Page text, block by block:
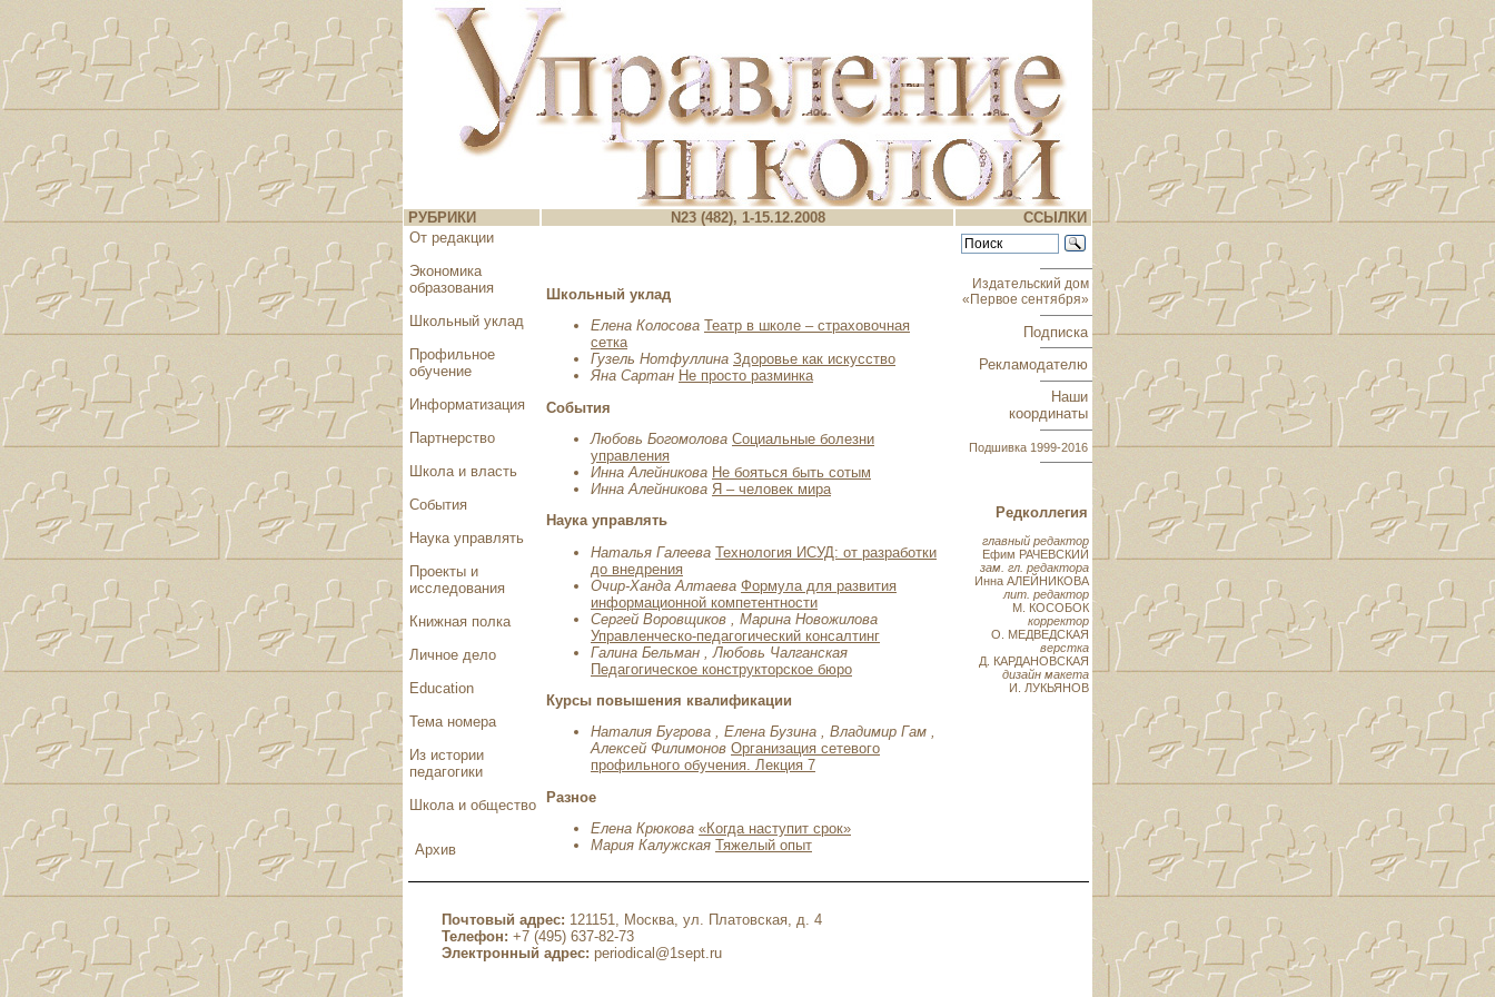
РУБРИКИ N23 (482), 1-15.12.2008
ССЫЛКИ
От редакции
Экономика
образования
Школьный уклад
Профильное
обучение
Информатизация
Партнерство
Школа и власть
События
Наука управлять
Проекты и
исследования
Книжная полка
Личное дело
Education
Тема номера
Из истории
педагогики
Школа и общество
Архив
Школьный уклад
Елена Колосова Театр в школе – страховочная
сетка
Гузель Нотфуллина Здоровье как искусство
Яна Сартан Не просто разминка
События
Любовь Богомолова Социальные болезни
управления
Инна Алейникова Не бояться быть сотым
Инна Алейникова Я – человек мира
Наука управлять
Наталья Галеева Технология ИСУД: от разработки
до внедрения
Очир-Ханда Алтаева Формула для развития
информационной компетентности
Сергей Воровщиков , Марина Новожилова
Управленческо-педагогический консалтинг
Галина Бельман , Любовь Чалганская
Педагогическое конструкторское бюро
Курсы повышения квалификации
Наталия Бугрова , Елена Бузина , Владимир Гам ,
Алексей Филимонов Организация сетевого
профильного обучения. Лекция 7
Разное
Елена Крюкова «Когда наступит срок»
Мария Калужская Тяжелый опыт
Издательский дом
«Первое сентября»
Подписка
Рекламодателю
Наши
координаты
Подшивка 1999-2016
Редколлегия
главный редактор
Ефим РАЧЕВСКИЙ
зам. гл. редактора
Инна АЛЕЙНИКОВА
лит. редактор
М. КОСОБОК
корректор
О. МЕДВЕДСКАЯ
верстка
Д. КАРДАНОВСКАЯ
дизайн макета
И. ЛУКЬЯНОВ
Почтовый адрес: 121151, Москва, ул. Платовская, д. 4
Телефон: +7 (495) 637-82-73
Электронный адрес: periodical@1sept.ru